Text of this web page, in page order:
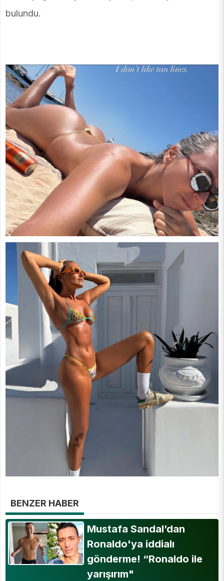
bulundu.
BENZER HABER
Mustafa Sandal’dan
Ronaldo'ya iddialı
gönderme! “Ronaldo ile
yarışırım"